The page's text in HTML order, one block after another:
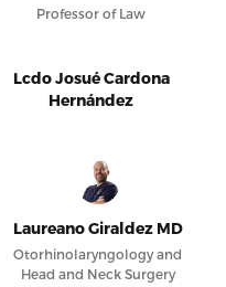
Professor of Law
Lcdo Josué Cardona
Hernández
Laureano Giraldez MD
Otorhinolaryngology and
Head and Neck Surgery